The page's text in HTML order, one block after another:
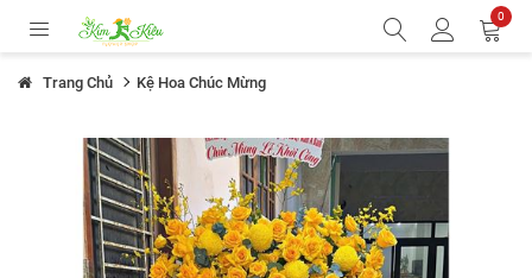
0
Trang Chủ Kệ Hoa Chúc Mừng